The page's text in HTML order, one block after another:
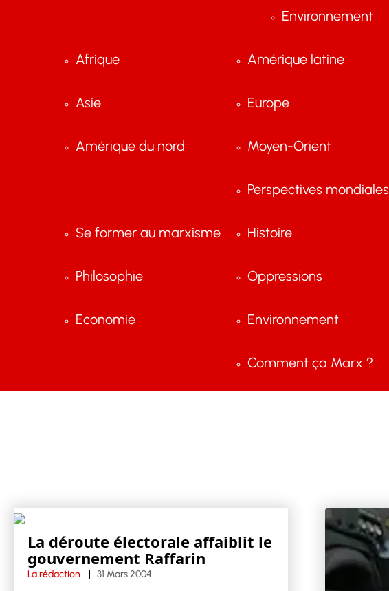
Environnement
Afrique
Asie
Amérique du nord
Amérique latine
Europe
Moyen-Orient
Perspectives mondiales
Se former au marxisme
Philosophie
Economie
Histoire
Oppressions
Environnement
Comment ça Marx ?
La déroute électorale affaiblit le
gouvernement Raffarin
La rédaction 31 Mars 2004